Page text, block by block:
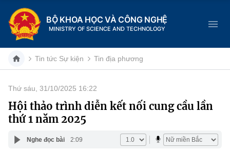
BỘ KHOA HỌC VÀ CÔNG NGHỆ
MINISTRY OF SCIENCE AND TECHNOLOGY
Danh mục
Trang chủ
Giới thiệu
Tin tức Sự kiện Tin địa phương
Thứ sáu, 31/10/2025 16:22
Hội thảo trình diễn kết nối cung cầu lần
thứ 1 năm 2025
Nghe đọc bài 2:09